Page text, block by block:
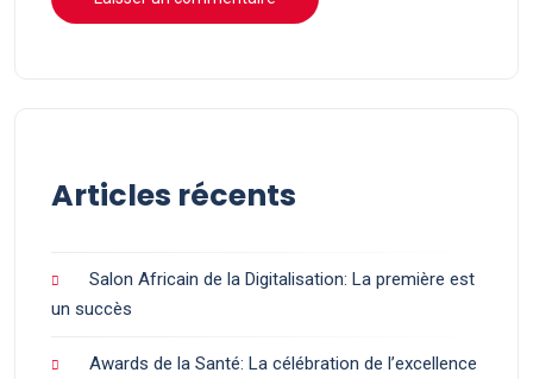
Articles récents
Salon Africain de la Digitalisation: La première est
un succès
Awards de la Santé: La célébration de l’excellence